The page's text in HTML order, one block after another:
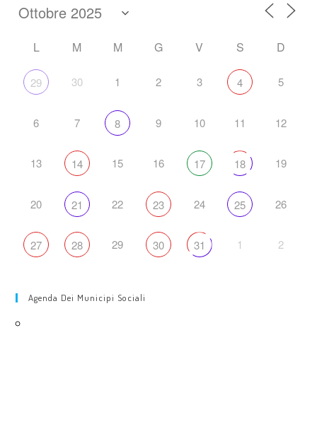
L M M G V S D
29 30 1 2 3 4 5
6 7 8 9 10 11 12
13 14 15 16 17 18 19
20 21 22 23 24 25 26
27 28 29 30 31 1 2
Agenda Dei Municipi Sociali